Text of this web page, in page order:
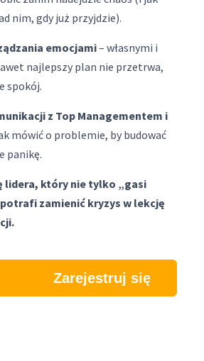
nim, gdy już przyjdzie).
emocjami– własnymi i
najlepszy plan nie przetrwa,
spokój.
z Top Managementem i
mówić o problemie, by budować
panikę.
lidera, który nie tylko „gasi
zamienić kryzys w lekcję
się